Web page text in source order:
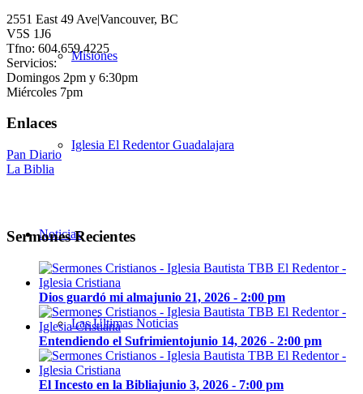
Misiones
Iglesia El Redentor Guadalajara
Noticias
Las Últimas Noticias
2551 East 49 Ave|Vancouver, BC
V5S 1J6
Tfno: 604.659.4225
Servicios:
Domingos 2pm y 6:30pm
Miércoles 7pm
Enlaces
Pan Diario
La Biblia
Sermones Recientes
Dios guardó mi almajunio 21, 2026 - 2:00 pm
Entendiendo el Sufrimientojunio 14, 2026 - 2:00 pm
El Incesto en la Bibliajunio 3, 2026 - 7:00 pm